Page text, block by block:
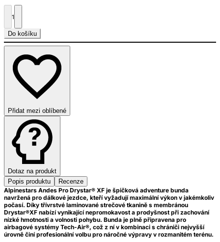
1
Do košíku
Přidat mezi oblíbené
Dotaz na produkt
Popis produktu
Recenze
Alpinestars Andes Pro Drystar® XF je špičková adventure bunda
navržená pro dálkové jezdce, kteří vyžadují maximální výkon v jakémkoliv
počasí. Díky třívrstvé laminované strečové tkanině s membránou
Drystar®XF nabízí vynikající nepromokavost a prodyšnost při zachování
nízké hmotnosti a volnosti pohybu. Bunda je plně připravena pro
airbagové systémy Tech-Air®, což z ní v kombinaci s chrániči nejvyšší
úrovně činí profesionální volbu pro náročné výpravy v rozmanitém terénu.